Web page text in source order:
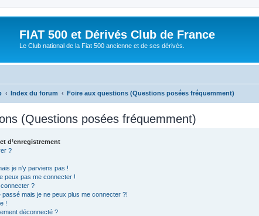
FIAT 500 et Dérivés Club de France
Le Club national de la Fiat 500 ancienne et de ses dérivés.
Index du forum Foire aux questions (Questions posées fréquemment)
(Questions posées fréquemment)
d’enregistrement
?
je n’y parviens pas !
peux pas me connecter !
?
mais je ne peux plus me connecter ?!
!
déconnecté ?